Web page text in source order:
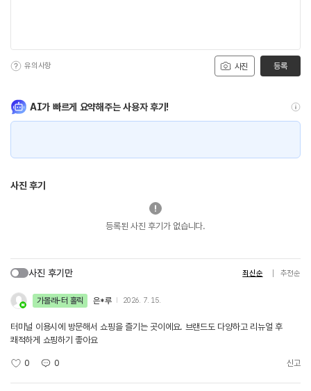
사진
유의사항 등록
AI가 빠르게 요약해주는 사용자 후기!
사진 후기
등록된 사진 후기가 없습니다.
사진 후기만 최신순 추천순
가볼래-터 홀릭 은*루 2026. 7. 15.
터미널 이용시에 방문해서 쇼핑을 즐기는 곳이에요. 브랜드도 다양하고 리뉴얼 후
쾌적하게 쇼핑하기 좋아요
0 0 신고